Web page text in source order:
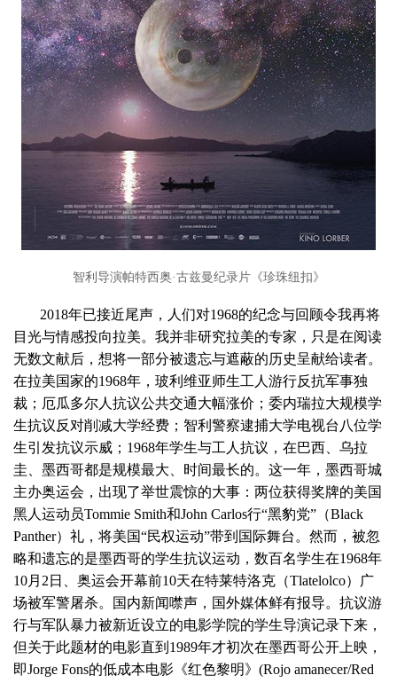
智利导演帕特西奥·古兹曼纪录片《珍珠纽扣》
2018年已接近尾声，人们对1968的纪念与回顾令我再将
目光与情感投向拉美。我并非研究拉美的专家，只是在阅读
无数文献后，想将一部分被遗忘与遮蔽的历史呈献给读者。
在拉美国家的1968年，玻利维亚师生工人游行反抗军事独
裁；厄瓜多尔人抗议公共交通大幅涨价；委内瑞拉大规模学
生抗议反对削减大学经费；智利警察逮捕大学电视台八位学
生引发抗议示威；1968年学生与工人抗议，在巴西、乌拉
圭、墨西哥都是规模最大、时间最长的。这一年，墨西哥城
主办奥运会，出现了举世震惊的大事：两位获得奖牌的美国
黑人运动员Tommie Smith和John Carlos行“黑豹党”（Black
Panther）礼，将美国“民权运动”带到国际舞台。然而，被忽
略和遗忘的是墨西哥的学生抗议运动，数百名学生在1968年
10月2日、奥运会开幕前10天在特莱特洛克（Tlatelolco）广
场被军警屠杀。国内新闻噤声，国外媒体鲜有报导。抗议游
行与军队暴力被新近设立的电影学院的学生导演记录下来，
但关于此题材的电影直到1989年才初次在墨西哥公开上映，
即Jorge Fons的低成本电影《红色黎明》(Rojo amanecer/Red